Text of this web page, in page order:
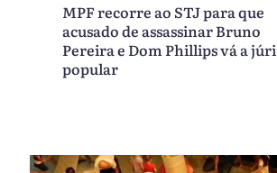
MPF recorre ao STJ para que
acusado de assassinar Bruno
Pereira e Dom Phillips vá a júri
popular